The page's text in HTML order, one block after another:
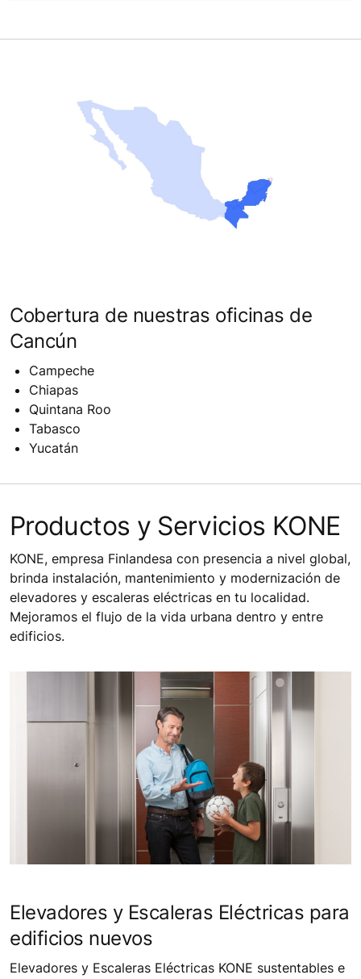
Cobertura de nuestras oficinas de
Cancún
Campeche
Chiapas
Quintana Roo
Tabasco
Yucatán
Productos y Servicios KONE
KONE, empresa Finlandesa con presencia a nivel global,
brinda instalación, mantenimiento y modernización de
elevadores y escaleras eléctricas en tu localidad.
Mejoramos el flujo de la vida urbana dentro y entre
edificios.
Elevadores y Escaleras Eléctricas para
edificios nuevos
Elevadores y Escaleras Eléctricas KONE sustentables e